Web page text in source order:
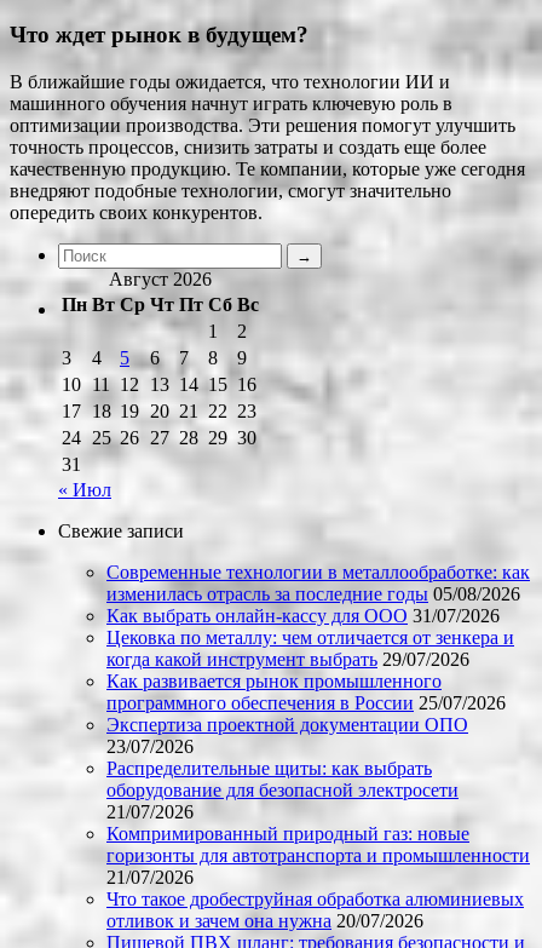
Что ждет рынок в будущем?
В ближайшие годы ожидается, что технологии ИИ и
машинного обучения начнут играть ключевую роль в
оптимизации производства. Эти решения помогут улучшить
точность процессов, снизить затраты и создать еще более
качественную продукцию. Те компании, которые уже сегодня
внедряют подобные технологии, смогут значительно
опередить своих конкурентов.
Август 2026
Пн Вт Ср Чт Пт Сб Вс
1
2
3
4 5 6 7 8
9
10 11 12 13 14 15 16
17 18 19 20 21 22 23
24 25 26 27 28 29 30
31
« Июл
Свежие записи
Современные технологии в металлообработке: как
изменилась отрасль за последние годы 05/08/2026
Как выбрать онлайн-кассу для ООО 31/07/2026
Цековка по металлу: чем отличается от зенкера и
когда какой инструмент выбрать 29/07/2026
Как развивается рынок промышленного
программного обеспечения в России 25/07/2026
Экспертиза проектной документации ОПО
23/07/2026
Распределительные щиты: как выбрать
оборудование для безопасной электросети
21/07/2026
Компримированный природный газ: новые
горизонты для автотранспорта и промышленности
21/07/2026
Что такое дробеструйная обработка алюминиевых
отливок и зачем она нужна 20/07/2026
Пищевой ПВХ шланг: требования безопасности и